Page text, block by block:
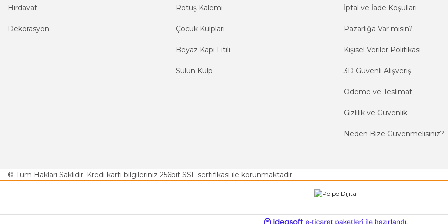
Hırdavat
Dekorasyon
Rötüş Kalemi
Çocuk Kulpları
Beyaz Kapı Fitili
Sülün Kulp
İptal ve İade Koşulları
Pazarlığa Var mısın?
Kişisel Veriler Politikası
3D Güvenli Alışveriş
Ödeme ve Teslimat
Gizlilik ve Güvenlik
Neden Bize Güvenmelisiniz?
© Tüm Hakları Saklıdır. Kredi kartı bilgileriniz 256bit SSL sertifikası ile korunmaktadır.
ideasoft e-